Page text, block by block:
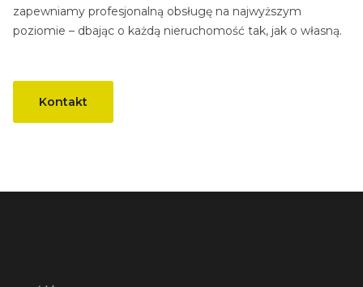
zapewniamy profesjonalną obsługę na najwyższym
poziomie – dbając o każdą nieruchomość tak, jak o własną.
Kontakt